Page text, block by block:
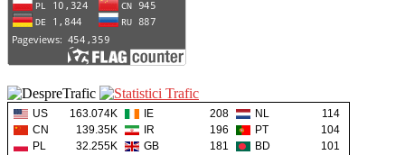
US 163.074K IE 208 NL
114
CN
139.35K IR 196 PT
104
PL
32.255K GB 181 BD
101